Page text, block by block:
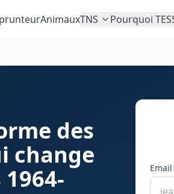
AnimauxTNS Pourquoi
des
change
Email